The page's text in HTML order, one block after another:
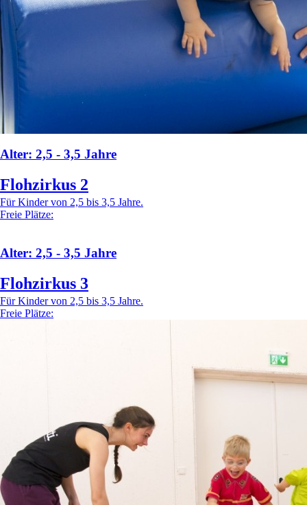
Alter: 2,5 - 3,5 Jahre
Flohzirkus 2
Für Kinder von 2,5 bis 3,5 Jahre.
Freie Plätze:
Alter: 2,5 - 3,5 Jahre
Flohzirkus 3
Für Kinder von 2,5 bis 3,5 Jahre.
Freie Plätze: